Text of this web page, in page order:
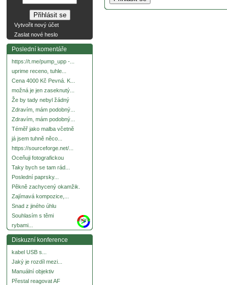
Vytvořit nový účet
Zaslat nové heslo
Poslední komentáře
https://t.me/pump_upp -...
uprime receno, tuhle...
Cena 4000 Kč Pevná. K...
možná je jen zaseknutý...
Že by tady nebyl žádný
Zdravím, mám podobný...
Zdravím, mám podobný...
Téměř jako malba včetně
já jsem tuhně něco...
https://sourceforge.net/...
Oceňuji fotografickou
Taky bych se tam rád...
Poslední paprsky...
Pěkně zachycený okamžik.
Zajímavá kompozice,...
Snad z jiného úhlu
Souhlasím s těmi
rybami...
more
Diskuzní konference
kabel USB s...
Jaký je rozdíl mezi...
Manuální objektiv
Přestal reagovat AF